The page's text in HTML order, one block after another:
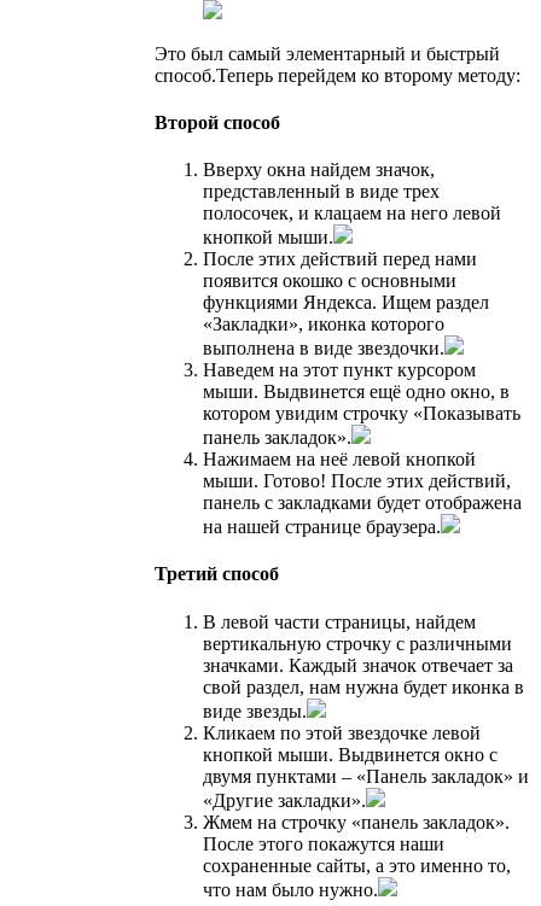
Это был самый элементарный и быстрый
способ.Теперь перейдем ко второму методу:
Второй способ
Вверху окна найдем значок,
представленный в виде трех
полосочек, и клацаем на него левой
кнопкой мыши.
После этих действий перед нами
появится окошко с основными
функциями Яндекса. Ищем раздел
«Закладки», иконка которого
выполнена в виде звездочки.
Наведем на этот пункт курсором
мыши. Выдвинется ещё одно окно, в
котором увидим строчку «Показывать
панель закладок».
Нажимаем на неё левой кнопкой
мыши. Готово! После этих действий,
панель с закладками будет отображена
на нашей странице браузера.
Третий способ
В левой части страницы, найдем
вертикальную строчку с различными
значками. Каждый значок отвечает за
свой раздел, нам нужна будет иконка в
виде звезды.
Кликаем по этой звездочке левой
кнопкой мыши. Выдвинется окно с
двумя пунктами – «Панель закладок» и
«Другие закладки».
Жмем на строчку «панель закладок».
После этого покажутся наши
сохраненные сайты, а это именно то,
что нам было нужно.